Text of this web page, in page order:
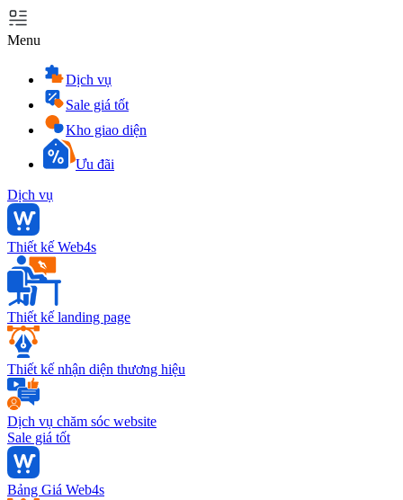
Menu
Dịch vụ
Sale giá tốt
Kho giao diện
Ưu đãi
Dịch vụ
Thiết kế Web4s
Thiết kế landing page
Thiết kế nhận diện thương hiệu
Dịch vụ chăm sóc website
Sale giá tốt
Bảng Giá Web4s